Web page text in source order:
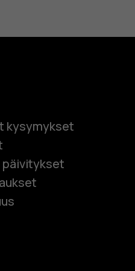
kysymykset
päivitykset